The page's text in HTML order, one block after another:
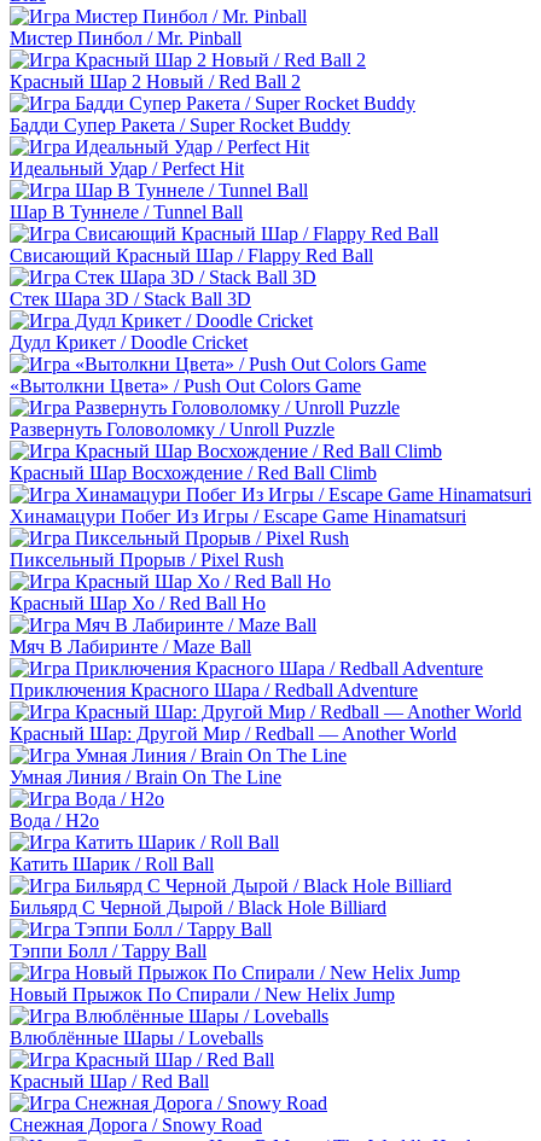
Мистер Пинбол / Mr. Pinball
Красный Шар 2 Новый / Red Ball 2
Бадди Супер Ракета / Super Rocket Buddy
Идеальный Удар / Perfect Hit
Шар В Туннеле / Tunnel Ball
Свисающий Красный Шар / Flappy Red Ball
Стек Шара 3D / Stack Ball 3D
Дудл Крикет / Doodle Cricket
«Вытолкни Цвета» / Push Out Colors Game
Развернуть Головоломку / Unroll Puzzle
Красный Шар Восхождение / Red Ball Climb
Хинамацури Побег Из Игры / Escape Game Hinamatsuri
Пиксельный Прорыв / Pixel Rush
Красный Шар Хо / Red Ball Ho
Мяч В Лабиринте / Maze Ball
Приключения Красного Шара / Redball Adventure
Красный Шар: Другой Мир / Redball — Another World
Умная Линия / Brain On The Line
Вода / H2o
Катить Шарик / Roll Ball
Бильярд С Черной Дырой / Black Hole Billiard
Тэппи Болл / Tappy Ball
Новый Прыжок По Спирали / New Helix Jump
Влюблённые Шары / Loveballs
Красный Шар / Red Ball
Снежная Дорога / Snowy Road